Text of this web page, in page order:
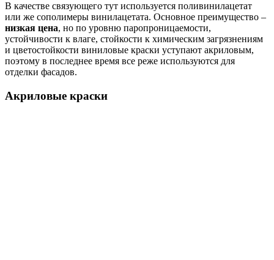
В качестве связующего тут используется поливинилацетат
или же сополимеры винилацетата. Основное преимущество –
низкая цена, но по уровню паропроницаемости,
устойчивости к влаге, стойкости к химическим загрязнениям
и цветостойкости виниловые краски уступают акриловым,
поэтому в последнее время все реже используются для
отделки фасадов.
Акриловые краски